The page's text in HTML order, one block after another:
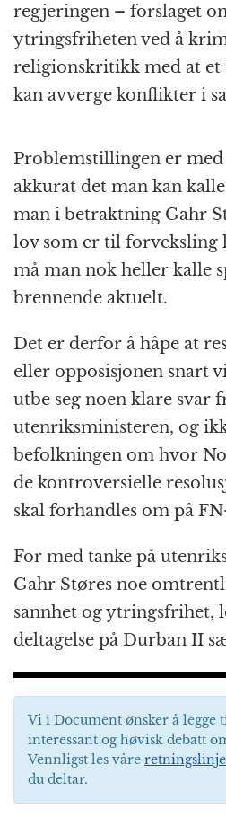
regjeringen – forslaget
ytringsfriheten ved å
religionskritikk med at et
kan avverge konflikter i
Problemstillingen er
akkurat det man kan
man i betraktning Gahr
lov som er til forveksling
må man nok heller kalle
brennende aktuelt.
Det er derfor å håpe at
eller opposisjonen snart
utbe seg noen klare svar
utenriksministeren, og
befolkningen om hvor
de kontroversielle
skal forhandles om på
For med tanke på
Gahr Støres noe
sannhet og ytringsfrihet,
deltagelse på Durban II
Vi i Document ønsker å legge
interessant og høvisk debatt
Vennligst les våre
du deltar.